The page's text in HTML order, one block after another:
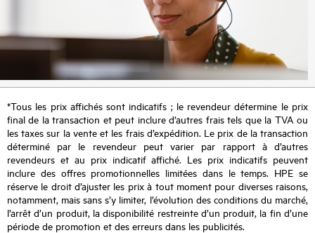
*Tous les prix affichés sont indicatifs ; le revendeur détermine le prix
final de la transaction et peut inclure d’autres frais tels que la TVA ou
les taxes sur la vente et les frais d’expédition. Le prix de la transaction
déterminé par le revendeur peut varier par rapport à d’autres
revendeurs et au prix indicatif affiché. Les prix indicatifs peuvent
inclure des offres promotionnelles limitées dans le temps. HPE se
réserve le droit d’ajuster les prix à tout moment pour diverses raisons,
notamment, mais sans s’y limiter, l’évolution des conditions du marché,
l’arrêt d’un produit, la disponibilité restreinte d’un produit, la fin d’une
période de promotion et des erreurs dans les publicités.